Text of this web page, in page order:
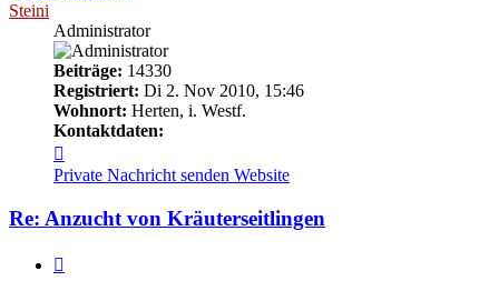
Steini
Administrator
Beiträge: 14330
Registriert: Di 2. Nov 2010, 15:46
Wohnort: Herten, i. Westf.
Kontaktdaten:
von
Steini
Private Nachricht senden Website
Re: Anzucht von Kräuterseitlingen